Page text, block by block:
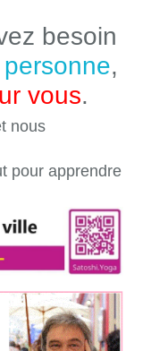
besoin
,
vous.
nous
pour apprendre